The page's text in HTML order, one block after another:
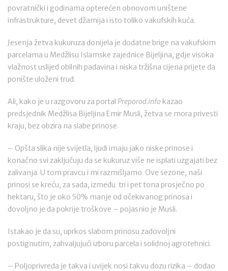
povratnički i godinama opterećen obnovom uništene
infrastrukture, devet džamija i isto toliko vakufskih kuća.
Jesenja žetva kukuruza donijela je dodatne brige na vakufskim
parcelama u Medžlisu Islamske zajednice Bijeljina, gdje visoka
vlažnost uslijed obilnih padavina i niska tržišna cijena prijete da
ponište uloženi trud.
Ali, kako je u razgovoru za portal Preporod.info kazao
predsjednik Medžlisa Bijeljina Emir Musli, žetva se mora privesti
kraju, bez obzira na slabe prinose.
– Opšta slika nije svijetla, ljudi imaju jako niske prinose i
konačno svi zaključuju da se kukuruz više ne isplati uzgajati bez
zalivanja. U tom pravcu i mi razmišljamo. Ove sezone, naši
prinosi se kreću, za sada, između tri i pet tona prosječno po
hektaru, što je oko 50% manje od očekivanog prinosa i
dovoljno je da pokrije troškove – pojasnio je Musli.
Istakao je da su, uprkos slabom prinosu zadovoljni
postignutim, zahvaljujući izboru parcela i solidnoj agrotehnici.
– Poljoprivreda je takva i uvijek nosi takvu dozu rizika – dodao